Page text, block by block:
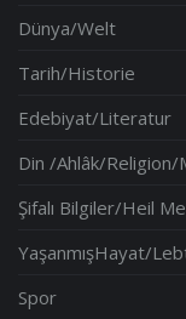
Dünya/Welt
Tarih/Historie
Edebiyat/Literatur
Din /Ahlâk/Religion/
Şifalı Bilgiler/Heil
YaşanmışHayat/
Spor